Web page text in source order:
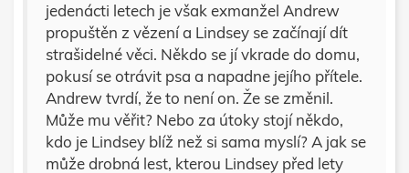
jedenácti letech je však exmanžel Andrew
propuštěn z vězení a Lindsey se začínají dít
strašidelné věci. Někdo se jí vkrade do domu,
pokusí se otrávit psa a napadne jejího přítele.
Andrew tvrdí, že to není on. Že se změnil.
Může mu věřit? Nebo za útoky stojí někdo,
kdo je Lindsey blíž než si sama myslí? A jak se
může drobná lest, kterou Lindsey před lety